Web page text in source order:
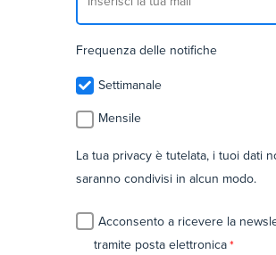
Frequenza delle notifiche
Settimanale
Mensile
La tua privacy è tutelata, i tuoi dati
saranno condivisi in alcun modo.
Acconsento a ricevere la
tramite posta elettronica*